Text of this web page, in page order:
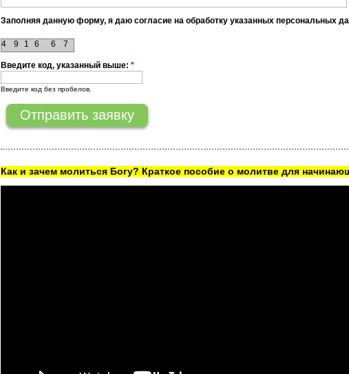
Заполняя данную форму, я даю согласие на обработку указанных персональных
7
6
9
4 1 6
Введите код, указанный выше: *
Введите код без пробелов.
Как и зачем молиться Богу? Краткое пособие о молитве для